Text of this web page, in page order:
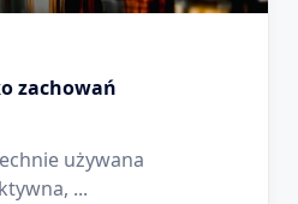
zachowań
używana
...